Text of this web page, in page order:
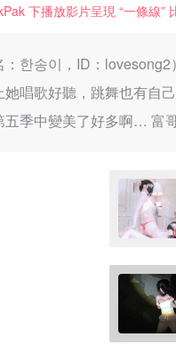
下播放影片呈現 “一條線”
한송이，ID：
唱歌好聽，跳舞也有自
五季中變美了好多啊… 富